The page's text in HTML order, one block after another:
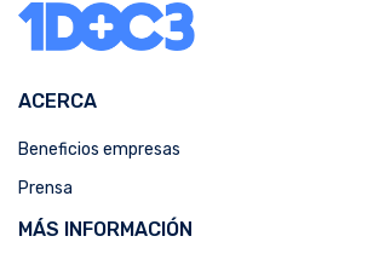
ACERCA
Beneficios empresas
Prensa
MÁS INFORMACIÓN